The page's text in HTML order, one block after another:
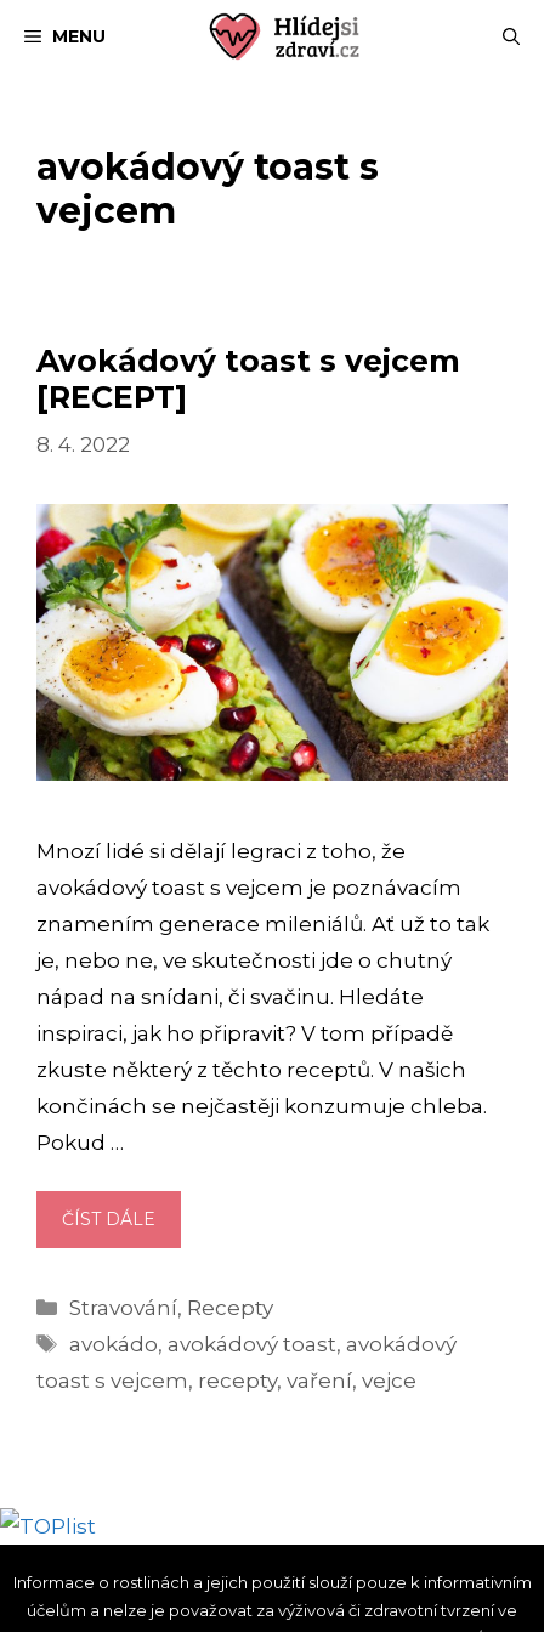
MENU
avokádový toast s
vejcem
Avokádový toast s vejcem
[RECEPT]
8. 4. 2022
Mnozí lidé si dělají legraci z toho, že
avokádový toast s vejcem je poznávacím
znamením generace mileniálů. Ať už to tak
je, nebo ne, ve skutečnosti jde o chutný
nápad na snídani, či svačinu. Hledáte
inspiraci, jak ho připravit? V tom případě
zkuste některý z těchto receptů. V našich
končinách se nejčastěji konzumuje chleba.
Pokud …
ČÍST DÁLE
TOAST
VEJCEM
[RECEPT]
Rubriky
Stravování, Recepty
Štítky
avokádo,avokádový toast,avokádový
toast s vejcem, recepty, vaření, vejce
Informace o rostlinách a jejich použití slouží pouze k informativním
účelům a nelze je považovat za výživová či zdravotní tvrzení ve